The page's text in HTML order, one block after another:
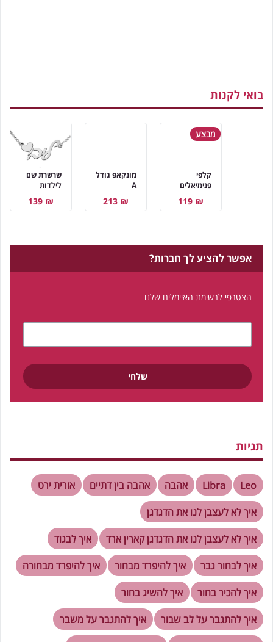
בואי לקנות
שרשרת שם
לילדות
₪ 139
מונקאפ גודל
A
₪ 213
מבצע
קלפי
פנימיאלים
₪ 119
אפשר להציע לך חברות?
הצטרפי לרשימת האיימלים שלנו
תגיות
Leo
Libra אהבה אהבה בין דתיים
אורית ירט
איך לא לעצבן לנו את הדגדגן
איך לא לעצבן לנו את הדגדגן קארין ארד
איך לבגוד
איך לבחור גבר
איך להיפרד מבחור
איך להיפרד מבחורה
איך להכיר בחור
איך להשיג בחור
איך להתגבר על לב שבור
איך להתגבר על משבר